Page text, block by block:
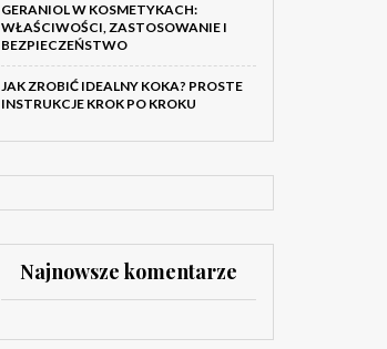
GERANIOL W KOSMETYKACH:
WŁAŚCIWOŚCI, ZASTOSOWANIE I
BEZPIECZEŃSTWO
JAK ZROBIĆ IDEALNY KOKA? PROSTE
INSTRUKCJE KROK PO KROKU
Najnowsze komentarze